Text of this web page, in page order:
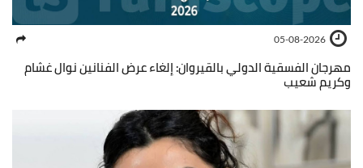
05-08-2026
مهرجان الفسقية الدولي بالقيروان: إلغاء عرض الفنانين نوال غشام
وكريم شعيب